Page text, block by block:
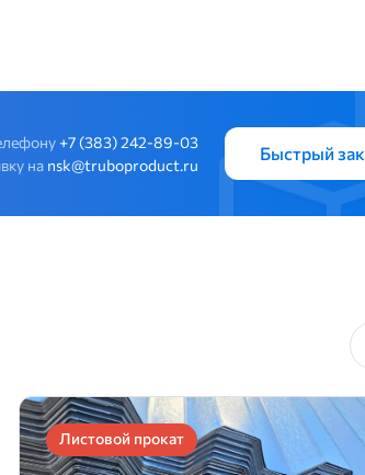
+7 (383) 242-89-03
на nsk@truboproduct.ru
Быстрый
Листовой прокат